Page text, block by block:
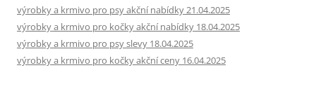
výrobky a krmivo pro psy akční nabídky 21.04.2025
výrobky a krmivo pro kočky akční nabídky 18.04.2025
výrobky a krmivo pro psy slevy 18.04.2025
výrobky a krmivo pro kočky akční ceny 16.04.2025